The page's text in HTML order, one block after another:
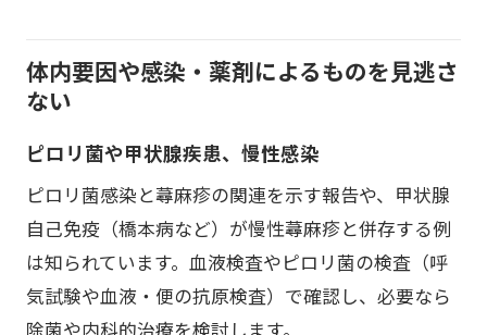
体内要因や感染・薬剤によるものを見逃さ
ない
ピロリ菌や甲状腺疾患、慢性感染
ピロリ菌感染と蕁麻疹の関連を示す報告や、甲状腺
自己免疫（橋本病など）が慢性蕁麻疹と併存する例
は知られています。血液検査やピロリ菌の検査（呼
気試験や血液・便の抗原検査）で確認し、必要なら